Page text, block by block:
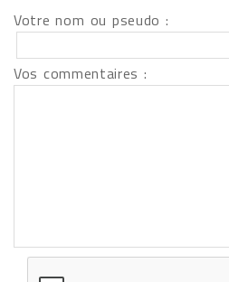
Votre nom ou pseudo :
Vos commentaires :